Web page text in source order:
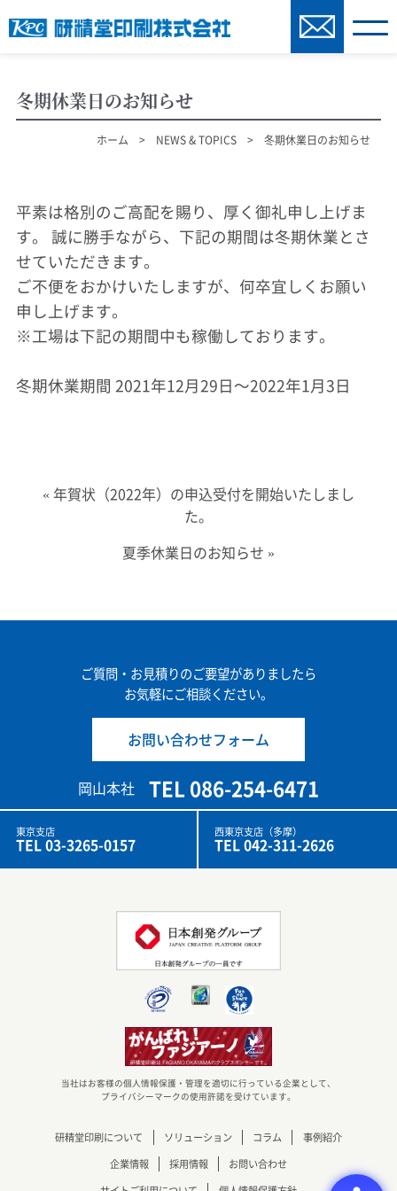
冬期休業日のお知らせ
ホーム > NEWS & TOPICS> 冬期休業日のお知らせ
平素は格別のご高配を賜り、厚く御礼申し上げま
す。 誠に勝手ながら、下記の期間は冬期休業とさ
せていただきます。
ご不便をおかけいたしますが、何卒宜しくお願い
申し上げます。
※工場は下記の期間中も稼働しております。
冬期休業期間 2021年12月29日～2022年1月3日
« 年賀状（2022年）の申込受付を開始いたしまし
た。
夏季休業日のお知らせ »
ご質問・お見積りのご要望がありましたら
お気軽にご相談ください。
お問い合わせフォーム
岡山本社 TEL 086-254-6471
東京支店
TEL 03-3265-0157
西東京支店（多摩）
TEL 042-311-2626
当社はお客様の個人情報保護・管理を適切に行っている企業として、
プライバシーマークの使用許諾を受けています。
研精堂印刷について ソリューション コラム
事例紹介
企業情報
採用情報
お問い合わせ